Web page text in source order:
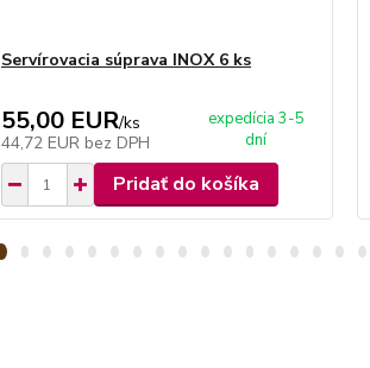
Servírovacia súprava INOX 6 ks
55,00 EUR/ks
44,72 EUR bez DPH
expedícia 3-5
dní
Pridať do košíka